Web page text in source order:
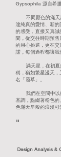
Gypsophila 源自希
不同顏色的滿天
達純真的愛情、新的
的感受，直接又真
間，從交往時期預
的用心挑選，更在
諾，每個過程都讓我
滿天星，在初夏
稱，猶如繁星漫天
名「霞草」。
我們在空間中
基調，點綴著粉色
色滿天星般的浪漫可
"
Design Analysis &